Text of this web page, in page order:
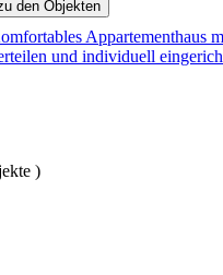
Appartementhaus
und individuell
)